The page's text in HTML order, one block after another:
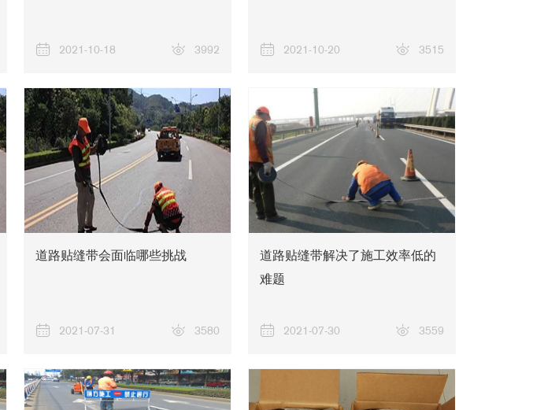
新闻资讯
2021-10-18 3992 2021-10-20 3515
道路贴缝带会面临哪些挑战
2021-07-31 3580
道路贴缝带解决了施工效率低的
难题
2021-07-30 3559